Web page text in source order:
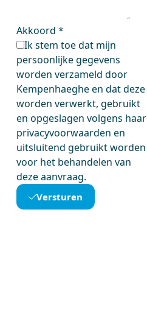
Akkoord*
Ik stem toe dat mijn
persoonlijke gegevens
worden verzameld door
Kempenhaeghe en dat deze
worden verwerkt, gebruikt
en opgeslagen volgens haar
privacyvoorwaarden en
uitsluitend gebruikt worden
voor het behandelen van
deze aanvraag.
Versturen